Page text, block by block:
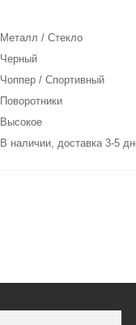
Металл / Стекло
Черный
Чоппер / Спортивный
Поворотники
Высокое
В наличии, доставка 3-5